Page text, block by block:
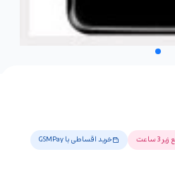
ساعت خرید اقساطی با GSMPay